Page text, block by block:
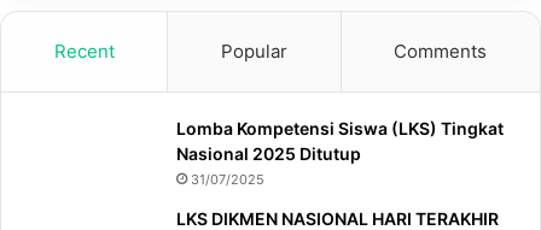
Recent Popular Comments
Lomba Kompetensi Siswa (LKS) Tingkat
Nasional 2025 Ditutup
31/07/2025
LKS DIKMEN NASIONAL HARI TERAKHIR